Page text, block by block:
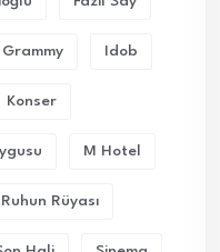
Grammy Idob
Konser
M Hotel
Ruhun Rüyası